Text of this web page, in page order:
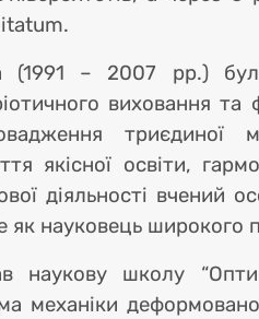
(1991 – 2007 рр.)
виховання та
якісної освіти,
діяльності вчений
як науковець широкого
школу
механіки